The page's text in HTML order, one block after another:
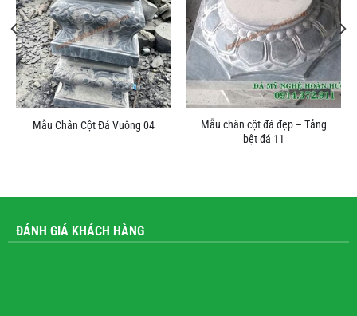
Mẫu Chân Cột Đá Vuông 04
Mẫu chân cột đá đẹp – Tảng
bệt đá 11
ĐÁNH GIÁ KHÁCH HÀNG